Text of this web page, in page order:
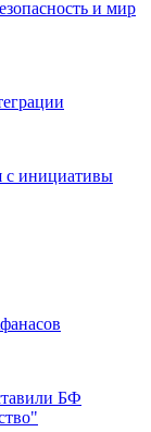
и мир
с инициативы
БФ